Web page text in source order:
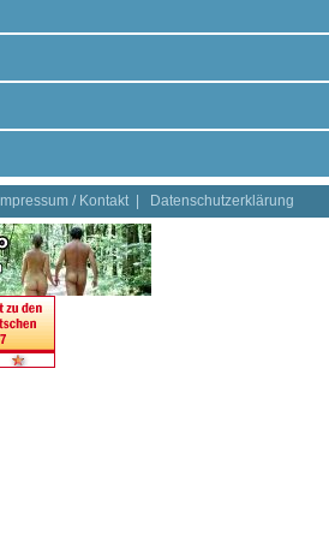
Impressum / Kontakt| Datenschutzerklärung